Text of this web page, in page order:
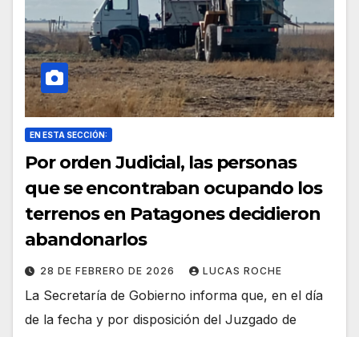
EN ESTA SECCIÓN:
Por orden Judicial, las personas
que se encontraban ocupando los
terrenos en Patagones decidieron
abandonarlos
28 DE FEBRERO DE 2026 LUCAS ROCHE
La Secretaría de Gobierno informa que, en el día
de la fecha y por disposición del Juzgado de